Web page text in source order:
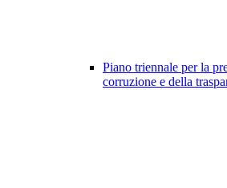
Piano triennale per la
corruzione e della